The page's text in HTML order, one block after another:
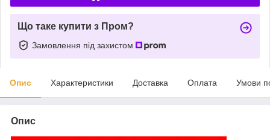
Що таке купити з Пром?
Замовлення під захистом
Опис Характеристики Доставка Оплата Умови
Опис